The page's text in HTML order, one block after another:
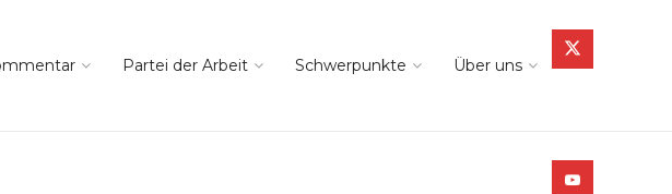
Partei der Arbeit Schwerpunkte Über uns